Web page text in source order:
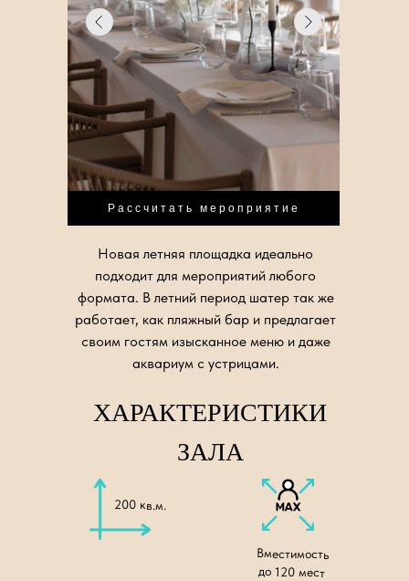
200 кв.м.
Вместимость
до 120 мест
ХАРАКТЕРИСТИКИ
ЗАЛА
Рассчитать мероприятие
Новая летняя площадка идеально
подходит для мероприятий любого
формата. В летний период шатер так же
работает, как пляжный бар и предлагает
своим гостям изысканное меню и даже
аквариум с устрицами.